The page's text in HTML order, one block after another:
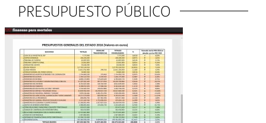
PRESUPUESTO PÚBLICO